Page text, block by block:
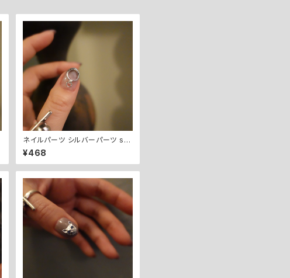
ネイルパーツ シルバーパーツ sil
ver point parts - A.
¥468